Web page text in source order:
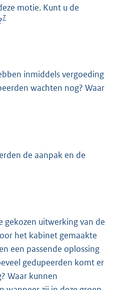
motie. Kunt u de
7
inmiddels vergoeding
wachten nog? Waar
de aanpak en de
gekozen uitwerking van de
het kabinet gemaakte
een passende oplossing
gedupeerden komt er
Waar kunnen